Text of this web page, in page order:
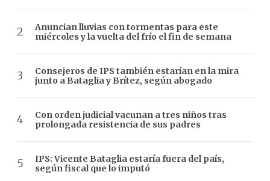
Anuncian lluvias con tormentas para este
miércoles y la vuelta del frío el fin de semana
Consejeros de IPS también estarían en la mira
junto a Bataglia y Brítez, según abogado
Con orden judicial vacunan a tres niños tras
prolongada resistencia de sus padres
IPS: Vicente Bataglia estaría fuera del país,
según fiscal que lo imputó